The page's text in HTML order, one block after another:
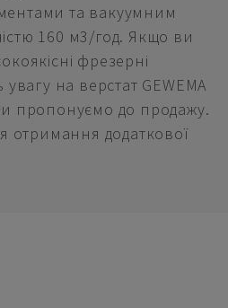
та вакуумним
160 м3/год. Якщо ви
фрезерні
на верстат GEWEMA
пропонуємо до продажу.
отримання додаткової